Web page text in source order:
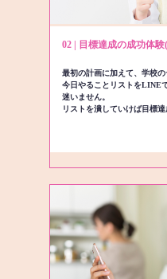
02 | 目標達成の成功体
最初の計画に加えて、学校
今日やることリストをLINE
迷いません。
リストを潰していけば目標